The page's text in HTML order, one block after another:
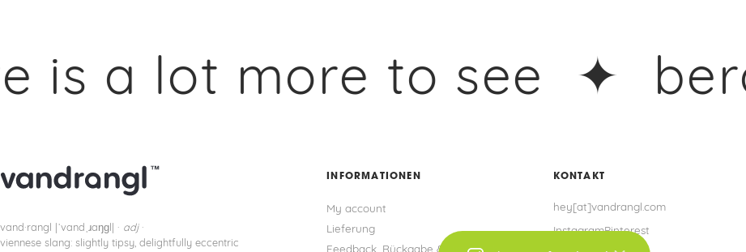
lot more to see ✦
vand·rangl |ˈvandˌɹaŋɡl| · adj·
viennese slang: slightly tipsy, delightfully eccentric
INFORMATIONEN
My account
Lieferung
Feedback, Rückgabe & Umtausch
KONTAKT
hey[at]vandrangl.com
InstagramPinterest